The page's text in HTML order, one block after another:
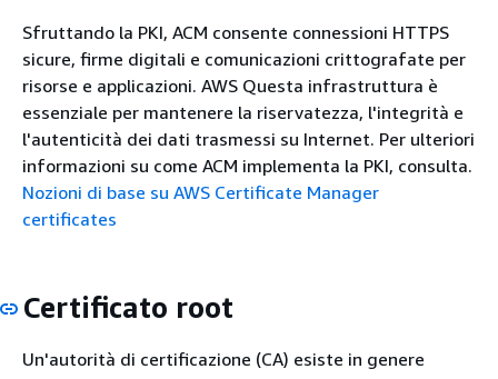
Sfruttando la PKI, ACM consente connessioni HTTPS
sicure, firme digitali e comunicazioni crittografate per
risorse e applicazioni. AWS Questa infrastruttura è
essenziale per mantenere la riservatezza, l'integrità e
l'autenticità dei dati trasmessi su Internet. Per ulteriori
informazioni su come ACM implementa la PKI, consulta.
Nozioni di base su AWS Certificate Manager
certificates
Certificato root
Un'autorità di certificazione (CA) esiste in genere